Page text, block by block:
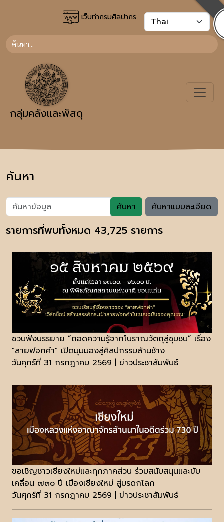
เว็บท่ากรมศิลปากร
กลุ่มคลังและพัสดุ
ค้นหา
ค้นหา ค้นหาแบบละเอียด
รายการที่พบทั้งหมด 43,725 รายการ
ชวนฟังบรรยาย “ถอดความรู้จากโบราณวัตถุสู่ชุมชน” เรื่อง
"ลายฟอกคำ" เปิดมุมมองสู่ศิลปกรรมล้านช้าง
วันศุกร์ที่ 31 กรกฎาคม 2569 | ข่าวประชาสัมพันธ์
ขอเชิญชาวเชียงใหม่และทุกภาคส่วน ร่วมสนับสนุนและขับ
เคลื่อน ๗๓๐ ปี เมืองเชียงใหม่ สู่มรดกโลก
วันศุกร์ที่ 31 กรกฎาคม 2569 | ข่าวประชาสัมพันธ์